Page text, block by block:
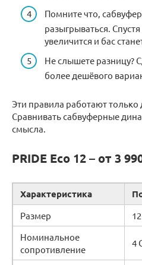
Помните что,
разыгрываться.
увеличится и бас
Не слышете разницу?
более дешёвого
Эти правила работают только
Сравнивать сабвуферные
смысла.
PRIDE Eco 12 – от 3
Характеристика
Размер
Номинальное
сопротивление
4